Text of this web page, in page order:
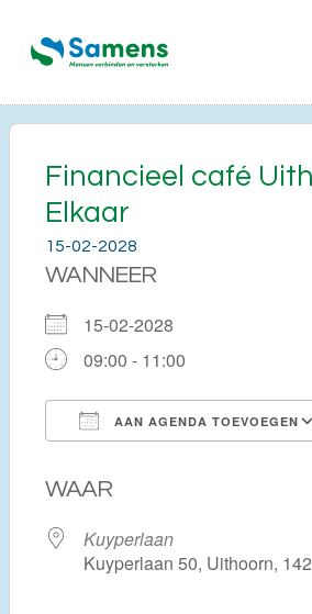
Financieel café
Elkaar
15-02-2028
WANNEER
15-02-2028
09:00 - 11:00
AAN AGENDA TOEVOEGEN
WAAR
Kuyperlaan
Kuyperlaan 50, Uithoorn,